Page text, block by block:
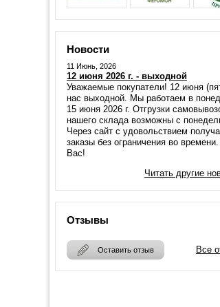
Новости
11 Июнь, 2026
12 июня 2026 г. - выходной
Уважаемые покупатели! 12 июня
нас выходной. Мы работаем в
15 июня 2026 г. Отгрузки
нашего склада возможны с
Через сайт с удовольствием
заказы без ограничения во
Вас!
Читать другие
Отзывы
Оставить отзыв Все